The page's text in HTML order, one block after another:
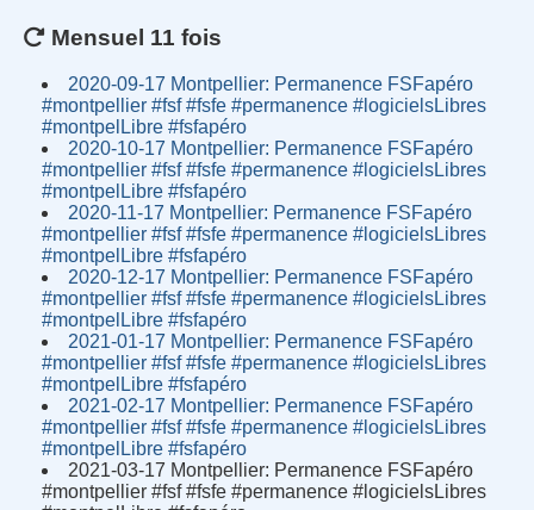
Mensuel 11 fois
2020-09-17 Montpellier: Permanence FSFapéro
#montpellier #fsf #fsfe #permanence #logicielsLibres
#montpelLibre #fsfapéro
2020-10-17 Montpellier: Permanence FSFapéro
#montpellier #fsf #fsfe #permanence #logicielsLibres
#montpelLibre #fsfapéro
2020-11-17 Montpellier: Permanence FSFapéro
#montpellier #fsf #fsfe #permanence #logicielsLibres
#montpelLibre #fsfapéro
2020-12-17 Montpellier: Permanence FSFapéro
#montpellier #fsf #fsfe #permanence #logicielsLibres
#montpelLibre #fsfapéro
2021-01-17 Montpellier: Permanence FSFapéro
#montpellier #fsf #fsfe #permanence #logicielsLibres
#montpelLibre #fsfapéro
2021-02-17 Montpellier: Permanence FSFapéro
#montpellier #fsf #fsfe #permanence #logicielsLibres
#montpelLibre #fsfapéro
2021-03-17 Montpellier: Permanence FSFapéro
#montpellier #fsf #fsfe #permanence #logicielsLibres